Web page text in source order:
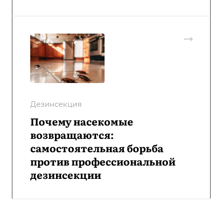
Дезинсекция
Почему насекомые
возвращаются:
самостоятельная борьба
против профессиональной
дезинсекции